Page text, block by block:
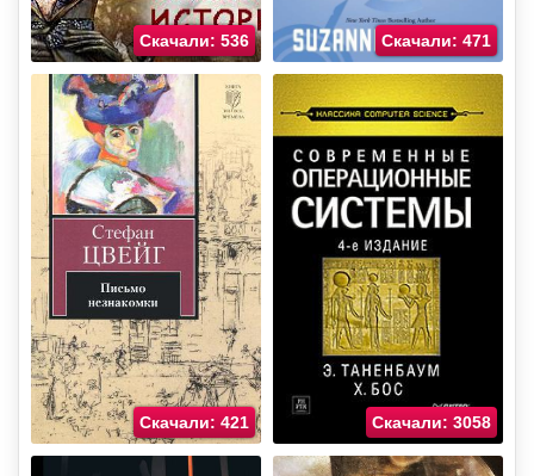
Скачали: 536 Скачали: 471
Скачали: 421 Скачали: 3058